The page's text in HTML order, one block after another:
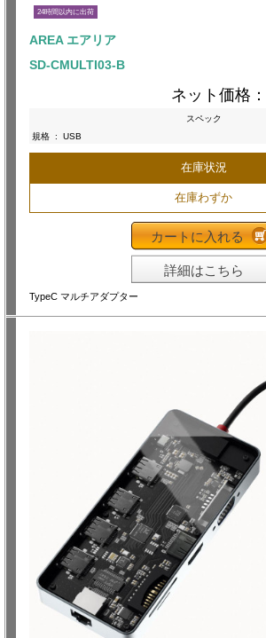
24時間以内に出荷
AREA エアリア
SD-CMULTI03-B
ネット価格：
スペック
規格 : USB
在庫状況
在庫わずか
カートに入れる
詳細はこちら
TypeC マルチアダプター